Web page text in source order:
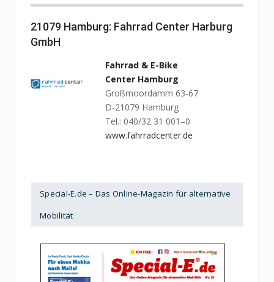
21079 Hamburg: Fahrrad Center Harburg
GmbH
Fahrrad & E-Bike
Center Hamburg
Großmoordamm 63-67
D-21079 Hamburg
Tel.: 040/32 31 001–0
www.fahrradcenter.de
Special-E.de – Das Online-Magazin für alternative
Mobilität